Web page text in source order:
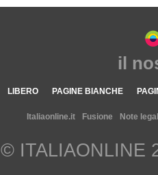
il
LIBERO PAGINE BIANCHE
Italiaonline.it Fusione Note
© ITALIAONLINE